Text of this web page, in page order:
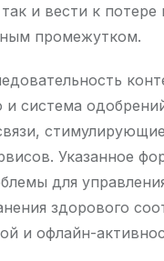
и вести к потере
промежутком.
и система
Указанное
для
здорового
и офлайн-